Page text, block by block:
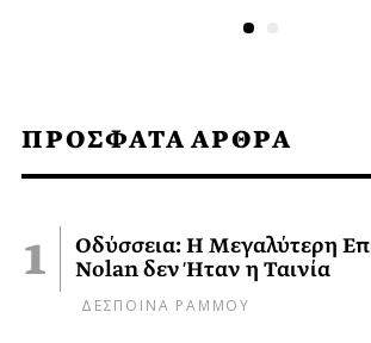
ΠΡΟΣΦΑΤΑ ΑΡΘΡΑ
Οδύσσεια: Η Μεγαλύτερη
Nolan δεν Ήταν η Ταινία
ΔΕΣΠΟΙΝΑ ΡΑΜΜΟΥ